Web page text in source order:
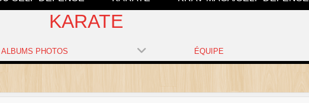
KARATE
ALBUMS PHOTOS ÉQUIPE